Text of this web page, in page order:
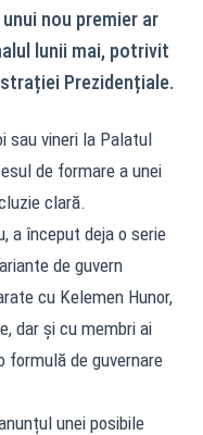
nou premier ar
lunii mai, potrivit
Prezidențiale.
sau vineri la Palatul
de formare a unei
clară.
a început deja o serie
de guvern
cu Kelemen Hunor,
dar și cu membri ai
formulă de guvernare
unei posibile